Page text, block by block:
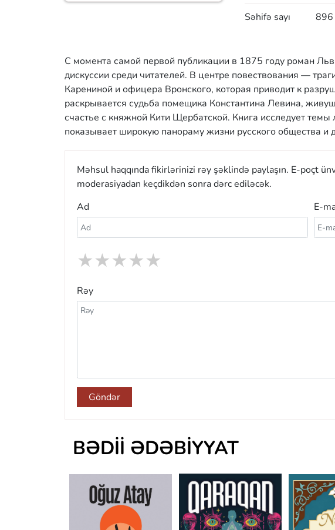
Səhifə sayı 896
С момента самой первой публикации в 1875 году роман
дискуссии среди читателей. В центре повествования —
Карениной и офицера Вронского, которая приводит к
раскрывается судьба помещика Константина Левина,
счастье с княжной Кити Щербатской. Книга исследует
показывает широкую панораму жизни русского общества и
Məhsul haqqında fikirlərinizi rəy şəklində paylaşın. E-poçt
moderasiyadan keçdikdən sonra dərc ediləcək.
Ad
E-
★
★
★
★
★
Rəy
Göndər
BƏDII ƏDƏBIYYAT